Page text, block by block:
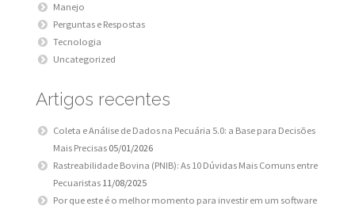
Manejo
Perguntas e Respostas
Tecnologia
Uncategorized
Artigos recentes
Coleta e Análise de Dados na Pecuária 5.0: a Base para Decisões
Mais Precisas 05/01/2026
Rastreabilidade Bovina (PNIB): As 10 Dúvidas Mais Comuns entre
Pecuaristas 11/08/2025
Por que este é o melhor momento para investir em um software